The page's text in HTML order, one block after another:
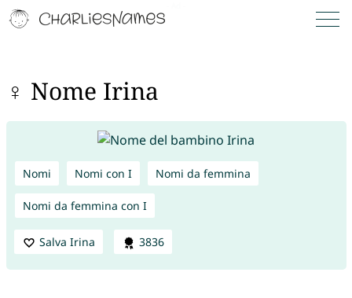
♀ Nome Irina
Nomi Nomi con I Nomi da femmina
Nomi da femmina con I
Salva Irina 3836